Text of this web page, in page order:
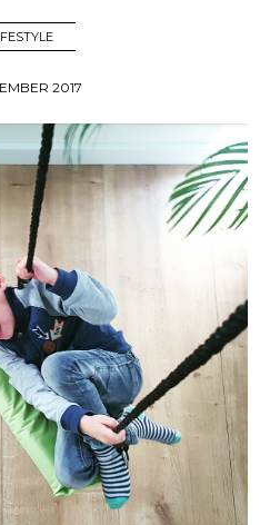
2017